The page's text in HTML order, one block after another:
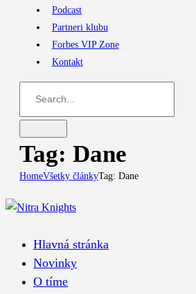
Podcast
Partneri klubu
Forbes VIP Zone
Kontakt
Tag: Dane
HomeVšetky článkyTag: Dane
Hlavná stránka
Novinky
O tíme